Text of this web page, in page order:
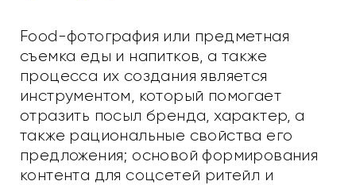
Food-фотография или предметная
съемка еды и напитков, а также
процесса их создания является
инструментом, который помогает
отразить посыл бренда, характер, а
также рациональные свойства его
предложения; основой формирования
контента для соцсетей ритейл и